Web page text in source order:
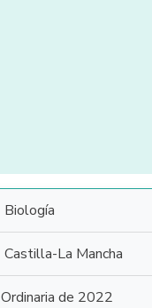
Biología
Castilla-La Mancha
Ordinaria de 2022